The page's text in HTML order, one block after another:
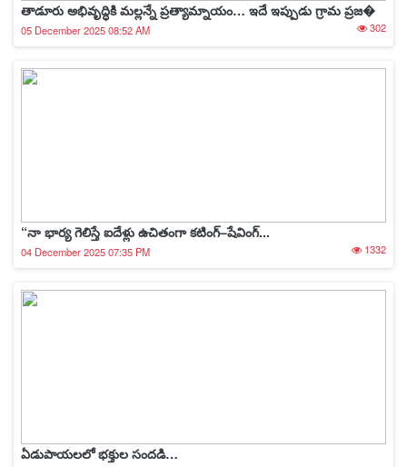
తాడూరు అభివృద్ధికి మల్లన్నే ప్రత్యామ్నాయం… ఇదే ఇప్పుడు గ్రామ ప్రజ�
05 December 2025 08:52 AM 302
“నా భార్య గెలిస్తే ఐదేళ్లు ఉచితంగా కటింగ్–షేవింగ్...
04 December 2025 07:35 PM 1332
ఏడుపాయలలో భక్తుల సందడి…